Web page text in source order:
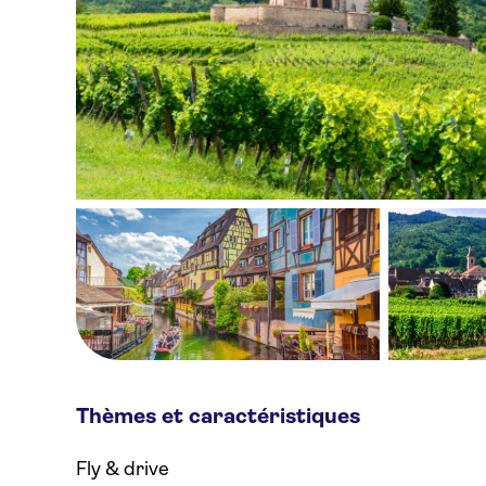
Thèmes et caractéristiques
Fly & drive